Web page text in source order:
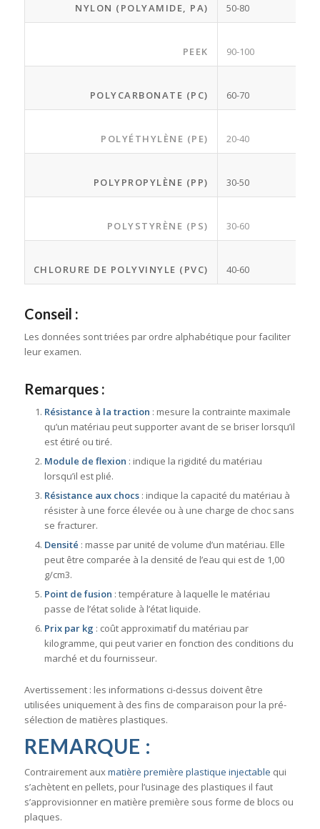
NYLON (POLYAMIDE, PA) 50-80
PEEK 90-100
POLYCARBONATE (PC) 60-70
POLYÉTHYLÈNE (PE) 20-40
POLYPROPYLÈNE (PP) 30-50
POLYSTYRÈNE (PS) 30-60
CHLORURE DE POLYVINYLE (PVC) 40-60
Conseil :
Les données sont triées par ordre alphabétique pour faciliter
leur examen.
Remarques :
Résistance à la traction : mesure la contrainte maximale
qu’un matériau peut supporter avant de se briser lorsqu’il
est étiré ou tiré.
Module de flexion : indique la rigidité du matériau
lorsqu’il est plié.
Résistance aux chocs: indique la capacité du matériau à
résister à une force élevée ou à une charge de choc sans
se fracturer.
Densité : masse par unité de volume d’un matériau. Elle
peut être comparée à la densité de l’eau qui est de 1,00
g/cm3.
Point de fusion : température à laquelle le matériau
passe de l’état solide à l’état liquide.
Prix par kg : coût approximatif du matériau par
kilogramme, qui peut varier en fonction des conditions du
marché et du fournisseur.
Avertissement : les informations ci-dessus doivent être
utilisées uniquement à des fins de comparaison pour la pré-
sélection de matières plastiques.
REMARQUE :
Contrairement auxmatière première plastique injectable qui
s’achètent en pellets, pour l’usinage des plastiques il faut
s’approvisionner en matière première sous forme de blocs ou
plaques.